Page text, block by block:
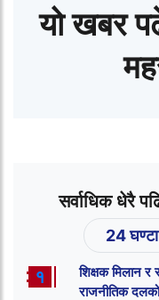
यो खबर
सर्वाधिक धेरै
24 घण्टा
१
शिक्षक मिलान र
राजनीतिक